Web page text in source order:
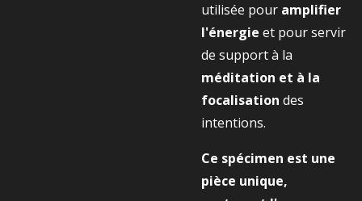
utilisée pour amplifier
l'énergie et pour servir
de support à la
méditation et à la
focalisation des
intentions.
Ce spécimen est une
pièce unique,